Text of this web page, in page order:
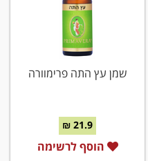
שמן עץ התה פרימוורה
21.9 ₪
הוסף לרשימה